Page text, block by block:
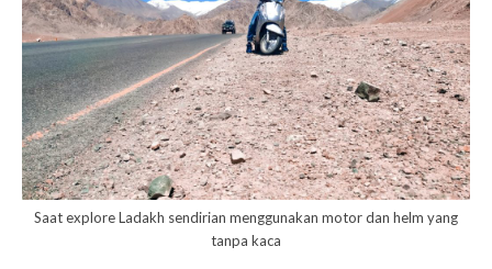
Saat explore Ladakh sendirian menggunakan motor dan helm yang
tanpa kaca